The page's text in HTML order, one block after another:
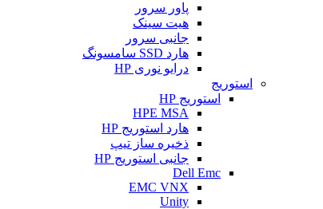
پاور سرور
هیت سینک
جانبی سرور
هارد SSD سامسونگ
درایو نوری HP
استوریج
استوریج HP
HPE MSA
هارد استوریج HP
ذخیره ساز تیپ
جانبی استوریج HP
Dell Emc
EMC VNX
Unity